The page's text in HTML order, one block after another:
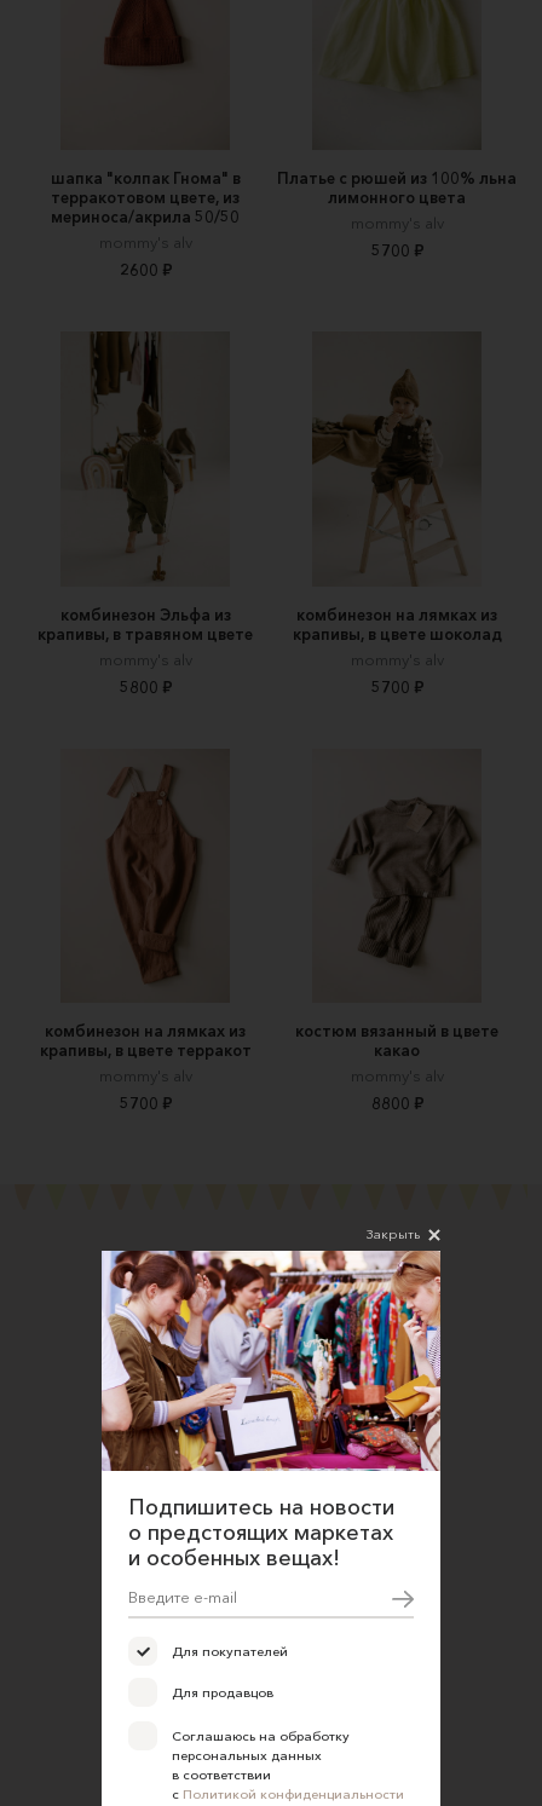
шапка "колпак Гнома" в
терракотовом цвете, из
мериноса/акрила 50/50
mommy's alv
2600 ₽
Платье с рюшей из 100% льна
лимонного цвета
mommy's alv
5700 ₽
комбинезон Эльфа из
крапивы, в травяном цвете
mommy's alv
5800 ₽
комбинезон на лямках из
крапивы, в цвете шоколад
mommy's alv
5700 ₽
комбинезон на лямках из
крапивы, в цвете терракот
mommy's alv
5700 ₽
костюм вязанный в цвете
какао
mommy's alv
8800 ₽
Подпишитесь на новости
Соглашаюсь на обработку персональных
с Политикой конфиденциальности
Открыть магазин
Участие в офлайн-маркете
Соглашение об оказании услуг
Правила сайта
Закрыть
Подпишитесь на новости
о предстоящих маркетах
и особенных вещах!
Для покупателей
Для продавцов
Соглашаюсь на обработку
персональных данных
в соответствии
с Политикой конфиденциальности